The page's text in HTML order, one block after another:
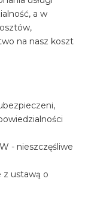
a w
na nasz koszt
- nieszczęśliwe
z ustawą o